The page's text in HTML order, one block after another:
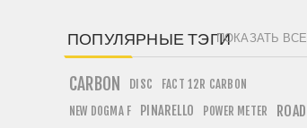
ПОПУЛЯРНЫЕ ТЭГИ
CARBON DISC
FACT 12R CARBON
NEW DOGMA F
PINARELLO POWER METER ROAD
ПОКАЗАТЬ ВСЕ